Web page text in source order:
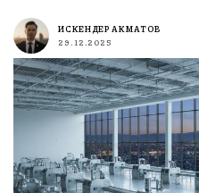
ИСКЕНДЕР АКМАТОВ
29.12.2025